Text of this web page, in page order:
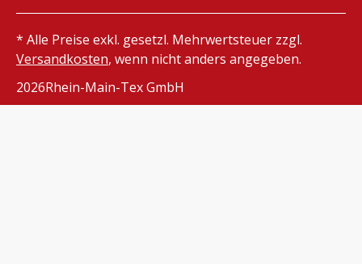
* Alle Preise exkl. gesetzl. Mehrwertsteuer zzgl.
Versandkosten, wenn nicht anders angegeben.
2026Rhein-Main-Tex GmbH